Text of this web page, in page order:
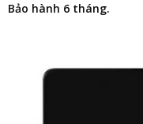
Bảo hành 6 tháng.